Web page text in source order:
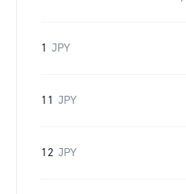
1 JPY
11 JPY
12 JPY